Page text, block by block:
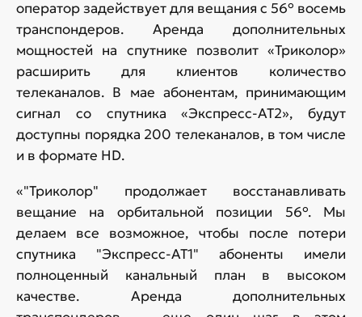
оператор задействует для вещания с 56° восемь
транспондеров. Аренда дополнительных
мощностей на спутнике позволит «Триколор»
расширить для клиентов количество
телеканалов. В мае абонентам, принимающим
сигнал со спутника «Экспресс-АТ2», будут
доступны порядка 200 телеканалов, в том числе
и в формате HD.
«"Триколор" продолжает восстанавливать
вещание на орбитальной позиции 56°. Мы
делаем все возможное, чтобы после потери
спутника "Экспресс-АТ1" абоненты имели
полноценный канальный план в высоком
качестве. Аренда дополнительных